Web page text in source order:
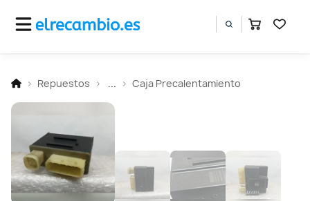
Repuestos Caja Precalentamiento